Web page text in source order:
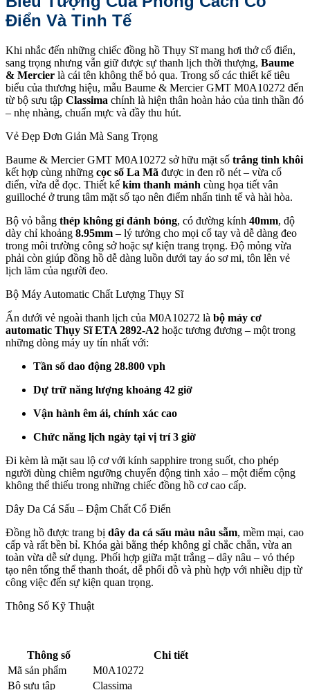
Điển Và Tinh Tế
Khi nhắc đến những chiếc đồng hồ Thụy Sĩ mang hơi thở cổ điển,
sang trọng nhưng vẫn giữ được sự thanh lịch thời thượng, Baume
& Mercier là cái tên không thể bỏ qua. Trong số các thiết kế tiêu
biểu của thương hiệu, mẫu Baume & Mercier GMT M0A10272 đến
từ bộ sưu tập Classima chính là hiện thân hoàn hảo của tinh thần đó
– nhẹ nhàng, chuẩn mực và đầy thu hút.
Vẻ Đẹp Đơn Giản Mà Sang Trọng
Baume & Mercier GMT M0A10272 sở hữu mặt số trắng tinh khôi
kết hợp cùng những cọc số La Mã được in đen rõ nét – vừa cổ
điển, vừa dễ đọc. Thiết kế kim thanh mảnh cùng họa tiết vân
guilloché ở trung tâm mặt số tạo nên điểm nhấn tinh tế và hài hòa.
Bộ vỏ bằng thép không gỉ đánh bóng, có đường kính 40mm, độ
dày chỉ khoảng 8.95mm – lý tưởng cho mọi cổ tay và dễ dàng đeo
trong môi trường công sở hoặc sự kiện trang trọng. Độ mỏng vừa
phải còn giúp đồng hồ dễ dàng luồn dưới tay áo sơ mi, tôn lên vẻ
lịch lãm của người đeo.
Bộ Máy Automatic Chất Lượng Thụy Sĩ
Ẩn dưới vẻ ngoài thanh lịch của M0A10272 là bộ máy cơ
automatic Thụy Sĩ ETA 2892-A2 hoặc tương đương – một trong
những dòng máy uy tín nhất với:
Tần số dao động 28.800 vph
Dự trữ năng lượng khoảng 42 giờ
Vận hành êm ái, chính xác cao
Chức năng lịch ngày tại vị trí 3 giờ
Đi kèm là mặt sau lộ cơ với kính sapphire trong suốt, cho phép
người dùng chiêm ngưỡng chuyển động tinh xảo – một điểm cộng
không thể thiếu trong những chiếc đồng hồ cơ cao cấp.
Dây Da Cá Sấu – Đậm Chất Cổ Điển
Đồng hồ được trang bị dây da cá sấu màu nâu sẫm, mềm mại, cao
cấp và rất bền bỉ. Khóa gài bằng thép không gỉ chắc chắn, vừa an
toàn vừa dễ sử dụng. Phối hợp giữa mặt trắng – dây nâu – vỏ thép
tạo nên tổng thể thanh thoát, dễ phối đồ và phù hợp với nhiều dịp từ
công việc đến sự kiện quan trọng.
Thông Số Kỹ Thuật
Thông số
Chi tiết
Mã sản phẩm
M0A10272
Bộ sưu tập
Classima